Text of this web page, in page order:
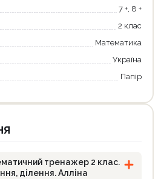
7 +, 8 +
2 клас
Математика
Україна
Папір
тренажер 2 клас.
ділення. Алліна